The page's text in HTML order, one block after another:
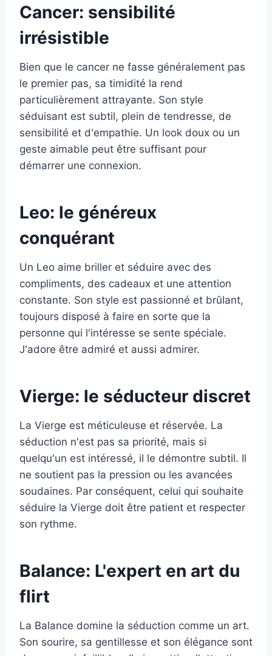
Cancer: sensibilité
irrésistible
Bien que le cancer ne fasse généralement pas
le premier pas, sa timidité la rend
particulièrement attrayante. Son style
séduisant est subtil, plein de tendresse, de
sensibilité et d'empathie. Un look doux ou un
geste aimable peut être suffisant pour
démarrer une connexion.
Leo: le généreux
conquérant
Un Leo aime briller et séduire avec des
compliments, des cadeaux et une attention
constante. Son style est passionné et brûlant,
toujours disposé à faire en sorte que la
personne qui l'intéresse se sente spéciale.
J'adore être admiré et aussi admirer.
Vierge: le séducteur discret
La Vierge est méticuleuse et réservée. La
séduction n'est pas sa priorité, mais si
quelqu'un est intéressé, il le démontre subtil. Il
ne soutient pas la pression ou les avancées
soudaines. Par conséquent, celui qui souhaite
séduire la Vierge doit être patient et respecter
son rythme.
Balance: L'expert en art du
flirt
La Balance domine la séduction comme un art.
Son sourire, sa gentillesse et son élégance sont